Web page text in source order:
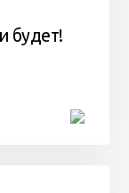
будет!